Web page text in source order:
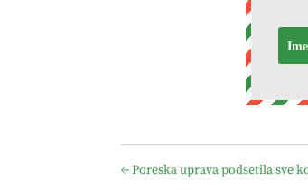
←Poreska uprava podsetila sve